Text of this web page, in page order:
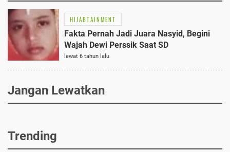
HIJABTAINMENT
Fakta Pernah Jadi Juara Nasyid, Begini
Wajah Dewi Perssik Saat SD
lewat 6 tahun lalu
Jangan Lewatkan
Trending